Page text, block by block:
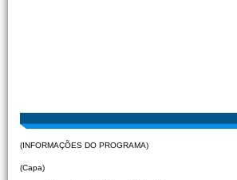
(INFORMAÇÕES DO PROGRAMA)
(Capa)